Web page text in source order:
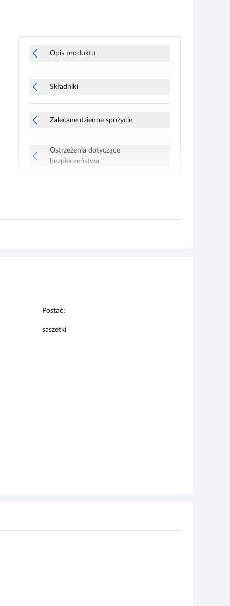
Opis produktu
Składniki
Zalecane dzienne spożycie
Ostrzeżenia dotyczące
bezpieczeństwa
Postać:
saszetki